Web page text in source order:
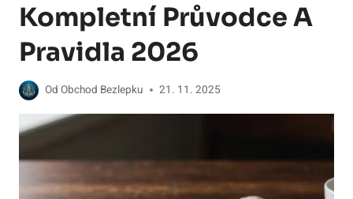
Kompletní Průvodce A
Pravidla 2026
Od Obchod Bezlepku 21. 11. 2025